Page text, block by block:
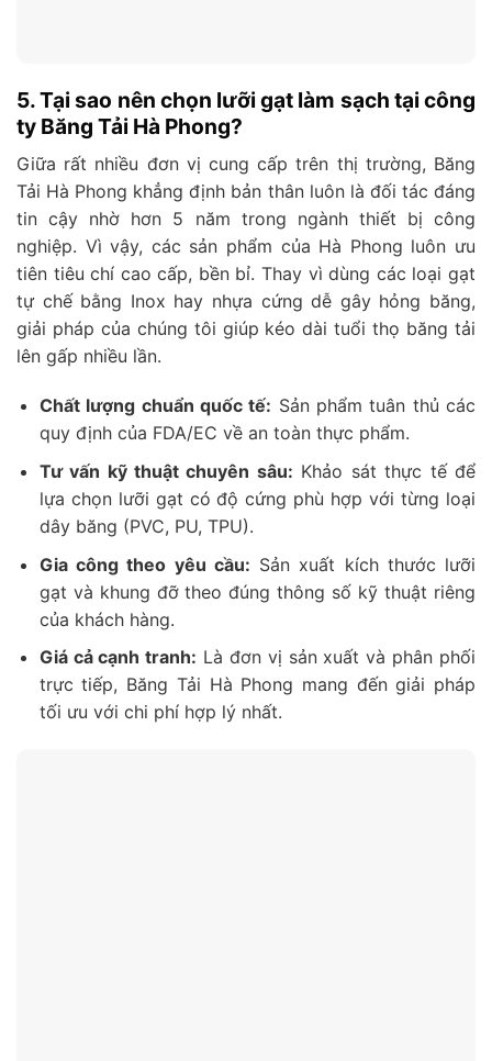
5. Tại sao nên chọn lưỡi gạt làm sạch tại công
ty Băng Tải Hà Phong?
Giữa rất nhiều đơn vị cung cấp trên thị trường, Băng
Tải Hà Phong khẳng định bản thân luôn là đối tác đáng
tin cậy nhờ hơn 5 năm trong ngành thiết bị công
nghiệp. Vì vậy, các sản phẩm của Hà Phong luôn ưu
tiên tiêu chí cao cấp, bền bỉ. Thay vì dùng các loại gạt
tự chế bằng Inox hay nhựa cứng dễ gây hỏng băng,
giải pháp của chúng tôi giúp kéo dài tuổi thọ băng tải
lên gấp nhiều lần.
Chất lượng chuẩn quốc tế: Sản phẩm tuân thủ các
quy định của FDA/EC về an toàn thực phẩm.
Tư vấn kỹ thuật chuyên sâu: Khảo sát thực tế để
lựa chọn lưỡi gạt có độ cứng phù hợp với từng loại
dây băng (PVC, PU, TPU).
Gia công theo yêu cầu: Sản xuất kích thước lưỡi
gạt và khung đỡ theo đúng thông số kỹ thuật riêng
của khách hàng.
Giá cả cạnh tranh: Là đơn vị sản xuất và phân phối
trực tiếp, Băng Tải Hà Phong mang đến giải pháp
tối ưu với chi phí hợp lý nhất.